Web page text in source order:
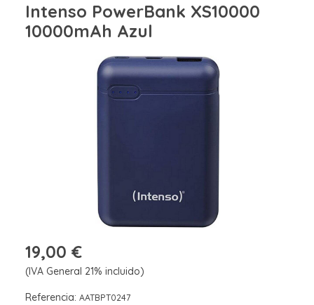
Intenso PowerBank XS10000
10000mAh Azul
19,00 €
(IVA General 21% incluido)
Referencia: AATBPT0247